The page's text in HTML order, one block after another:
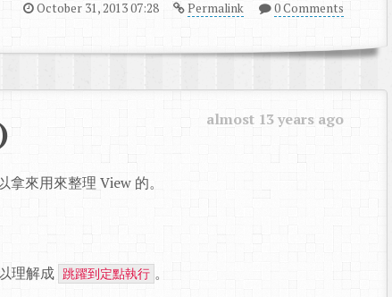
October 31, 2013 07:28 Permalink 0 Comments
almost 13 years ago
來用來整理 View 的。
理解成 跳躍到定點執行 。